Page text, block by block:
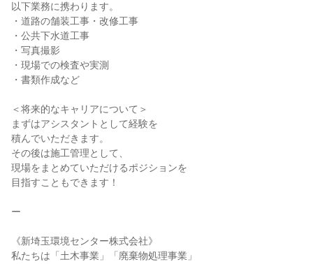
以下業務に携わります。
・道路の舗装工事・改修工事
・公共下水道工事
・写真撮影
・現場での検査や実測
・書類作成など
＜将来的なキャリアについて＞
まずはアシスタントとして経験を
積んでいただきます。
その後は施工管理として、
現場をまとめていただけるポジションを
目指すこともできます！
ー
《新埼玉環境センター株式会社》
私たちは「土木事業」「廃棄物処理事業」